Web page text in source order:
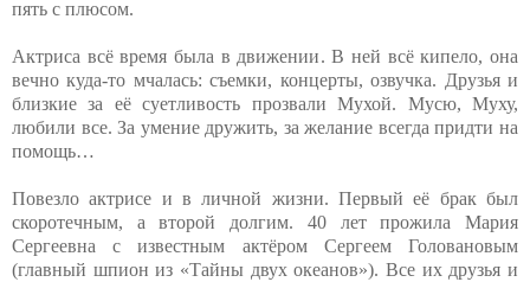
пять с плюсом.
Актриса всё время была в движении. В ней всё кипело, она
вечно куда-то мчалась: съемки, концерты, озвучка. Друзья и
близкие за её суетливость прозвали Мухой. Мусю, Муху,
любили все. За умение дружить, за желание всегда придти на
помощь…
Повезло актрисе и в личной жизни. Первый её брак был
скоротечным, а второй долгим. 40 лет прожила Мария
Сергеевна с известным актёром Сергеем Головановым
(главный шпион из «Тайны двух океанов»). Все их друзья и